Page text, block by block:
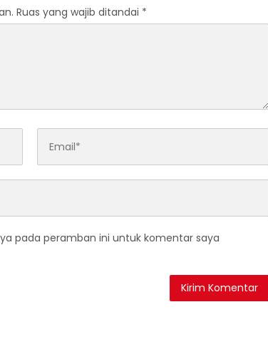
Ruas yang wajib ditandai *
pada peramban ini untuk komentar saya